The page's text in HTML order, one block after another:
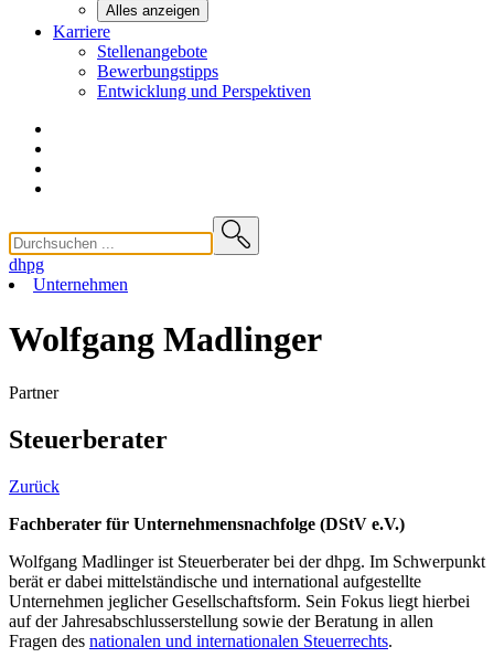
Alles anzeigen
Karriere
Stellenangebote
Bewerbungstipps
Entwicklung und Perspektiven
dhpg
Unternehmen
Wolfgang Madlinger
Partner
Steuerberater
Zurück
Fachberater für Unternehmensnachfolge (DStV e.V.)
Wolfgang Madlinger ist Steuerberater bei der dhpg. Im Schwerpunkt
berät er dabei mittelständische und international aufgestellte
Unternehmen jeglicher Gesellschaftsform. Sein Fokus liegt hierbei
auf der Jahresabschlusserstellung sowie der Beratung in allen
Fragen des nationalen und internationalen Steuerrechts.